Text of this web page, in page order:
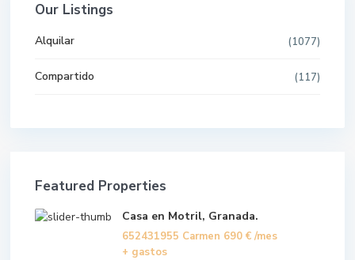
Our Listings
Alquilar (1077)
Compartido (117)
Featured Properties
Casa en Motril, Granada.
652431955 Carmen 690 € /mes
+ gastos